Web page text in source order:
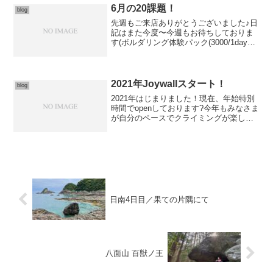
(写真をみてもらえればわかります！)実際
見るとワクワクす...
blog 6月の20課題！
先週もご来店ありがとうございました♪日
記はまた今度〜今週もお待ちしておりま
す(ボルダリング体験パック(3000/1day全
せ...
blog 2021年Joywallスタート！
2021年はじまりました！現在、年始特別
時間でopenしております?今年もみなさま
が自分のペースでクライミングが楽しめ
日南4日目／果ての片隅にて
八面山 百獣ノ王